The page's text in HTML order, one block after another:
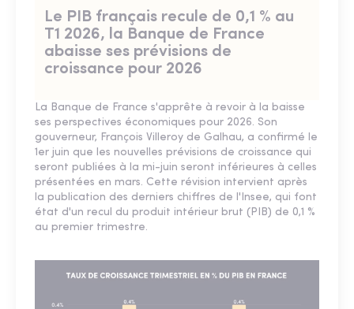
Le PIB français recule de 0,1 % au
T1 2026, la Banque de France
abaisse ses prévisions de
croissance pour 2026
La Banque de France s'apprête à revoir à la baisse
ses perspectives économiques pour 2026. Son
gouverneur, François Villeroy de Galhau, a confirmé le
1er juin que les nouvelles prévisions de croissance qui
seront publiées à la mi-juin seront inférieures à celles
présentées en mars. Cette révision intervient après
la publication des derniers chiffres de l'Insee, qui font
état d'un recul du produit intérieur brut (PIB) de 0,1 %
au premier trimestre.